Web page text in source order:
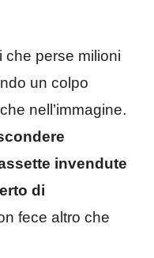
che perse milioni
un colpo
nell’immagine.
invendute
di
fece altro che